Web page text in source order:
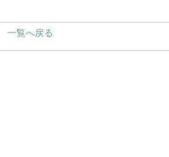
一覧へ戻る